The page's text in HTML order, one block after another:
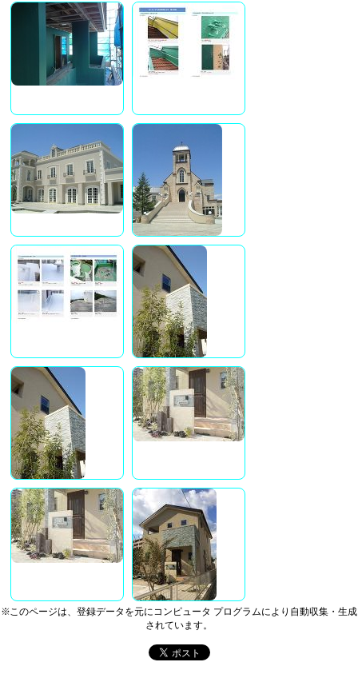
※このページは、登録データを元にコンピュータ プログラムにより自動収集・生成
されています。